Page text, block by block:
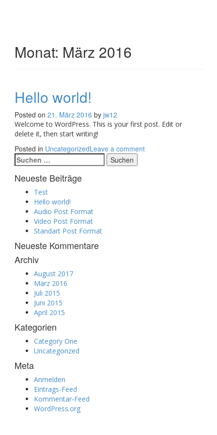
Monat: März 2016
Hello world!
Posted on 21. März 2016 by jw12
Welcome to WordPress. This is your first post. Edit or
delete it, then start writing!
Posted in UncategorizedLeave a comment
Suchen
nach:
Neueste Beiträge
Test
Hello world!
Audio Post Format
Video Post Format
Standart Post Format
Neueste Kommentare
Archiv
August 2017
März 2016
Juli 2015
Juni 2015
April 2015
Kategorien
Category One
Uncategorized
Meta
Anmelden
Eintrags-Feed
Kommentar-Feed
WordPress.org